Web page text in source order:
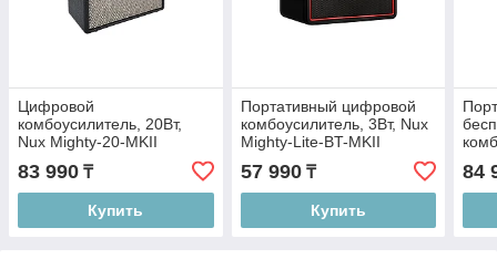
Цифровой
комбоусилитель, 20Вт,
Nux Mighty-20-MKII
83 990 ₸
Купить
Портативный цифровой
комбоусилитель, 3Вт, Nux
Mighty-Lite-BT-MKII
57 990₸
Купить
84